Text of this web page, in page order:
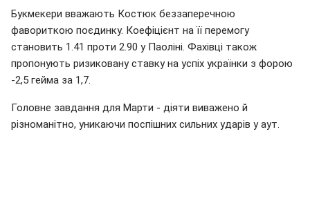
Букмекери вважають Костюк беззаперечною
фавориткою поєдинку. Коефіцієнт на її перемогу
становить 1.41 проти 2.90 у Паоліні. Фахівці також
пропонують ризиковану ставку на успіх українки з форою
-2,5 гейма за 1,7.
Головне завдання для Марти - діяти виважено й
різноманітно, уникаючи поспішних сильних ударів у аут.